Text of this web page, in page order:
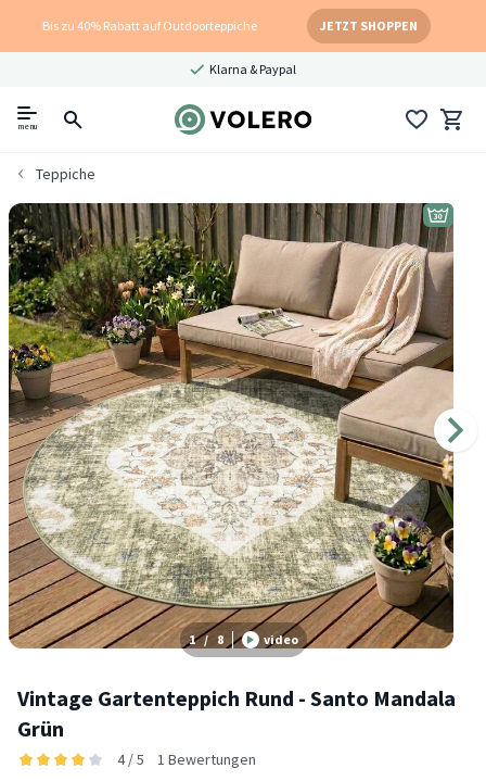
Bis zu 40% Rabatt auf Outdoorteppiche JETZT SHOPPEN
Klarna & Paypal
menu
Teppiche
1 / 8 video
Vintage Gartenteppich Rund - Santo Mandala
Grün
4 / 5 1 Bewertungen